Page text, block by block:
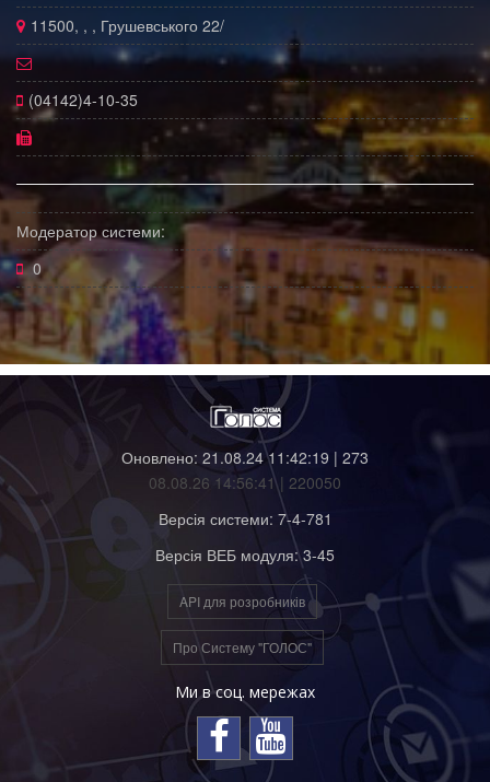
11500, , , Грушевського 22/
(04142)4-10-35
Модератор системи:
0
Оновлено: 21.08.24 11:42:19 | 273
08.08.26 14:56:41 | 220050
Версія системи: 7-4-781
Версія ВЕБ модуля: 3-45
API для розробників
Про Систему "ГОЛОС"
Ми в соц. мережах